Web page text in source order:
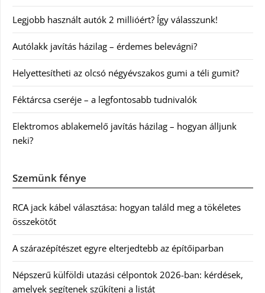
Legjobb használt autók 2 millióért? Így válasszunk!
Autólakk javítás házilag – érdemes belevágni?
Helyettesítheti az olcsó négyévszakos gumi a téli gumit?
Féktárcsa cseréje – a legfontosabb tudnivalók
Elektromos ablakemelő javítás házilag – hogyan álljunk
neki?
Szemünk fénye
RCA jack kábel választása: hogyan találd meg a tökéletes
összekötőt
A szárazépítészet egyre elterjedtebb az építőiparban
Népszerű külföldi utazási célpontok 2026-ban: kérdések,
amelyek segítenek szűkíteni a listát